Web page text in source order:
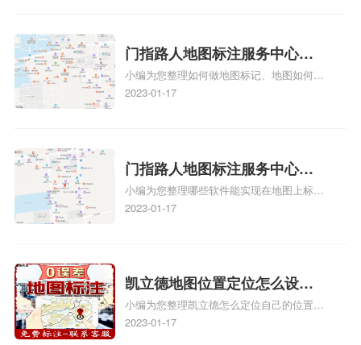
门指路人地图标注服务中心如
何做花小猪打车地图位置标
记？门指路人地图标注服务中
小编为您整理如何做地图标记、地图如何做
标记、so搜街景中如何做标记、360e启花贷
关地图标注知识，详情可查看下方正文！
2023-01-17
门指路人地图标注服务中心地
图位置地址标记？门指路人地
图标注服务中心苹果地图位置
小编为您整理哪些软件能实现在地图上标记
门指路人地图标注服务中心位置、门指路人
门指路人地图标注服务中心地址标注上地图
怎么弄相关地图标注知识，详情可查看下方
正文！
2023-01-17
凯立德地图位置定位怎么设置
自己的指路人地图标注服务中
心名？凯立德地图位置定位怎
小编为您整理凯立德怎么定位自己的位置
啊、手机凯立德地图定位怎么设置往上走、
2023-01-17